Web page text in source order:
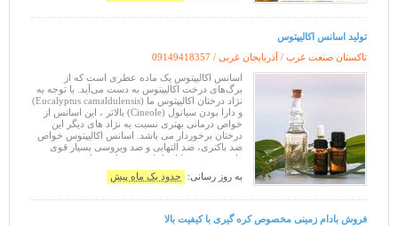
تولید اسانس اکالیپتوس
تاکستان صنعت غرب / آذربایجان غربی / 09149418357
اسانس اکالیپتوس یک ماده عطری است که از
برگ‌های درخت اکالیپتوس به دست می‌آید. با توجه به
نژاد درختان اکالیپتوس ما (Eucalyptus camaldulensis)
و دارا بودن سیانول (Cineole) بالاتر ، این اسانس از
خواص درمانی بهتری نسبت به نژاد های دیگر این
درختان برخوردار می باشد. اسانس اکالیپتوس خواص
ضد باکتری، ضد التهابی و ضد ویروسی بسیار قوی
دارد. به همین دلیل، اغلب در صنایع بهداشتی و
آرایشی، محصولات تمیزکننده و مح
به روز رسانی: حدود یک ماه پیش
فروش بادام زمینی مخصوص کره گیری با کیفیت بالا